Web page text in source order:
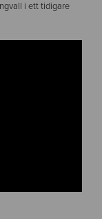
i ett tidigare